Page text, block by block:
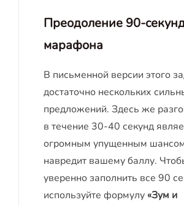
Преодоление 90-
марафона
В письменной версии этого
достаточно нескольких
предложений. Здесь же
в течение 30-40 секунд
огромным упущенным
навредит вашему баллу.
уверенно заполнить все 90
используйте формулу «Зум и